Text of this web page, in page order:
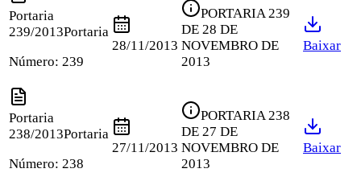
Portaria
239/2013Portaria
Número: 239
28/11/2013
PORTARIA 239
DE 28 DE
NOVEMBRO DE
2013
Baixar
Portaria
238/2013Portaria
Número: 238
27/11/2013
PORTARIA 238
DE 27 DE
NOVEMBRO DE
2013
Baixar